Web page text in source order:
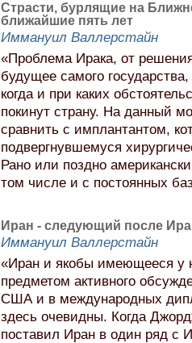
Страсти, бурлящие на
ближайшие пять лет
Иммануил Валлерстайн
«Проблема Ирака, от
будущее самого
когда и при каких
покинут страну. На данный
сравнить с имплантантом,
подвергнувшемуся
Рано или поздно
том числе и с постоянных
Иран - следующий после
Иммануил Валлерстайн
«Иран и якобы имеющееся у
предметом активного
США и в международных
здесь очевидны. Когда
поставил Иран в один ряд с